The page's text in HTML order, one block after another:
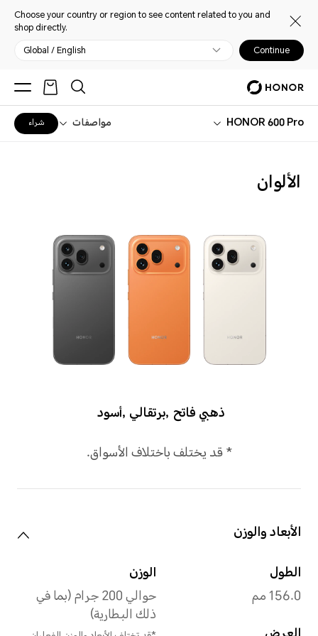
Choose your country or region to see content related to you and
shop directly.
Global / English Continue
HONOR 600 Pro مواصفات شراء